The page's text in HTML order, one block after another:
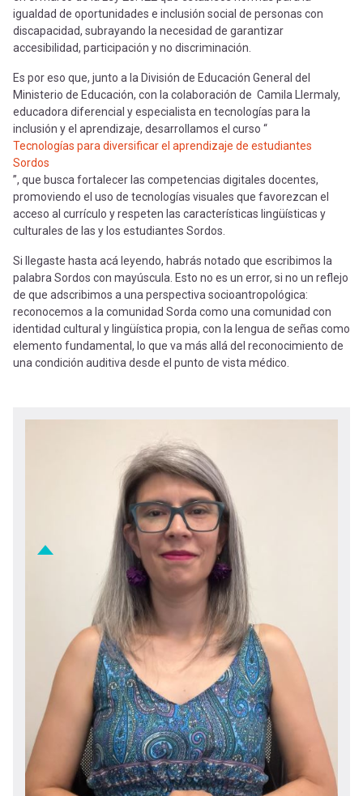
igualdad de oportunidades e inclusión social de personas con
discapacidad, subrayando la necesidad de garantizar
accesibilidad, participación y no discriminación.
Es por eso que, junto a la División de Educación General del
Ministerio de Educación, con la colaboración de Camila Llermaly,
educadora diferencial y especialista en tecnologías para la
inclusión y el aprendizaje, desarrollamos el curso “
Tecnologías para diversificar el aprendizaje de estudiantes
Sordos
”, que busca fortalecer las competencias digitales docentes,
promoviendo el uso de tecnologías visuales que favorezcan el
acceso al currículo y respeten las características lingüísticas y
culturales de las y los estudiantes Sordos.
Si llegaste hasta acá leyendo, habrás notado que escribimos la
palabra Sordos con mayúscula. Esto no es un error, si no un reflejo
de que adscribimos a una perspectiva socioantropológica:
reconocemos a la comunidad Sorda como una comunidad con
identidad cultural y lingüística propia, con la lengua de señas como
elemento fundamental, lo que va más allá del reconocimiento de
una condición auditiva desde el punto de vista médico.